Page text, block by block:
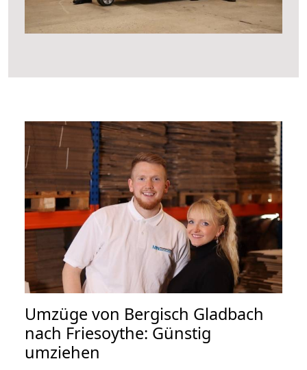
Umzüge von Bergisch Gladbach
nach Friesoythe: Günstig
umziehen